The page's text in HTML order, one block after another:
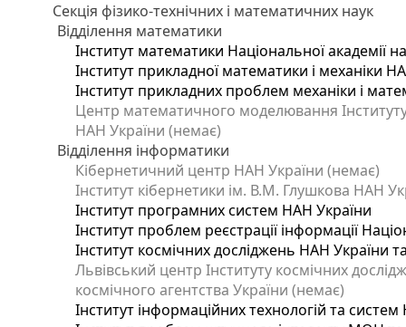
Секція фізико-технічних і математичних наук
Відділення математики
Інститут математики Національної академії
Інститут прикладної математики і механіки
Інститут прикладних проблем механіки і
Центр математичного моделювання
НАН України (немає)
Відділення інформатики
Кібернетичний центр НАН України (немає)
Інститут кібернетики ім. В.М. Глушкова НАН
Інститут програмних систем НАН України
Інститут проблем реєстрації інформації
Інститут космічних досліджень НАН України
Львівський центр Інституту космічних
космічного агентства України (немає)
Інститут інформаційних технологій та